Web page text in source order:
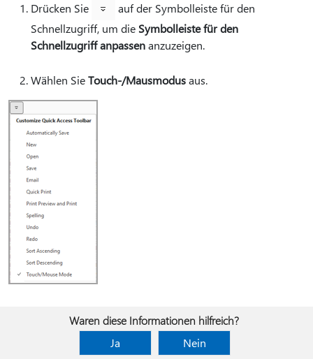
Drücken Sie
auf der Symbolleiste für den
Schnellzugriff, um die Symbolleiste für den
Schnellzugriff anpassenanzuzeigen.
Wählen SieTouch-/Mausmodusaus.
Waren diese Informationen hilfreich?
Ja
Nein